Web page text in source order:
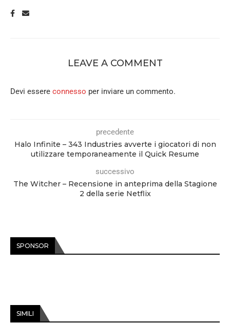
LEAVE A COMMENT
Devi essere connesso per inviare un commento.
precedente
Halo Infinite – 343 Industries avverte i giocatori di non
utilizzare temporaneamente il Quick Resume
successivo
The Witcher – Recensione in anteprima della Stagione
2 della serie Netflix
SPONSOR
SIMILI